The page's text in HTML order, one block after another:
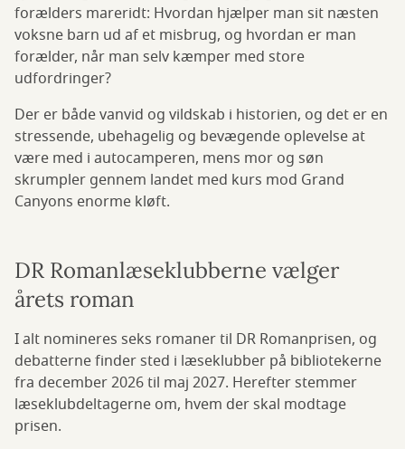
forælders mareridt: Hvordan hjælper man sit næsten
voksne barn ud af et misbrug, og hvordan er man
forælder, når man selv kæmper med store
udfordringer?
Der er både vanvid og vildskab i historien, og det er en
stressende, ubehagelig og bevægende oplevelse at
være med i autocamperen, mens mor og søn
skrumpler gennem landet med kurs mod Grand
Canyons enorme kløft.
DR Romanlæseklubberne vælger
årets roman
I alt nomineres seks romaner til DR Romanprisen, og
debatterne finder sted i læseklubber på bibliotekerne
fra december 2026 til maj 2027. Herefter stemmer
læseklubdeltagerne om, hvem der skal modtage
prisen.